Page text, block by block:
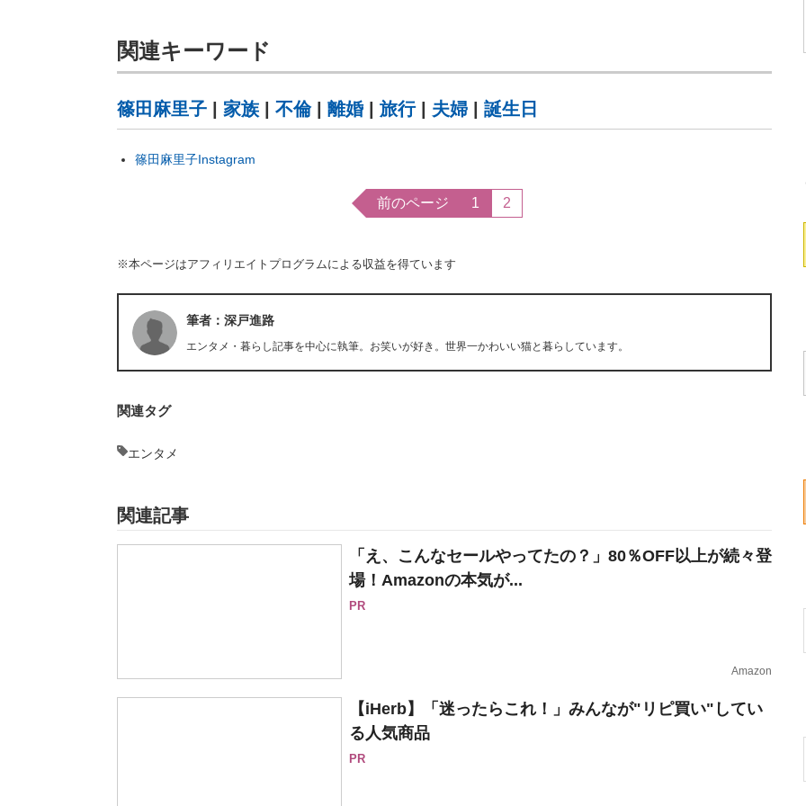
関連キーワード
篠田麻里子 家族 不倫| 離婚| 旅行| 夫婦 誕生日
篠田麻里子Instagram
前のページ 1 2
※本ページはアフィリエイトプログラムによる収益を得ています
筆者：深戸進路
エンタメ・暮らし記事を中心に執筆。お笑いが好き。世界一かわいい猫と暮らしています。
関連タグ
エンタメ
関連記事
「え、こんなセールやってたの？」80％OFF以上が続々登
場！Amazonの本気が...
PR
Amazon
【iHerb】「迷ったらこれ！」みんなが"リピ買い"してい
る人気商品
PR